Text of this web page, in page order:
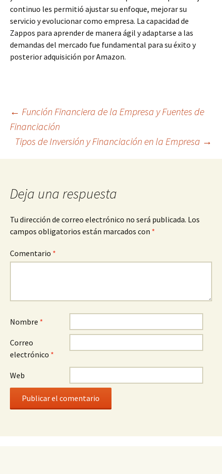
continuo les permitió ajustar su enfoque, mejorar su
servicio y evolucionar como empresa. La capacidad de
Zappos para aprender de manera ágil y adaptarse a las
demandas del mercado fue fundamental para su éxito y
posterior adquisición por Amazon.
Navegación
de
← Función Financiera de la Empresa y Fuentes de
Financiación
Tipos de Inversión y Financiación en la Empresa →
Deja una respuesta
Tu dirección de correo electrónico no será publicada. Los
campos obligatorios están marcados con *
Comentario *
Nombre *
Correo
electrónico *
Web